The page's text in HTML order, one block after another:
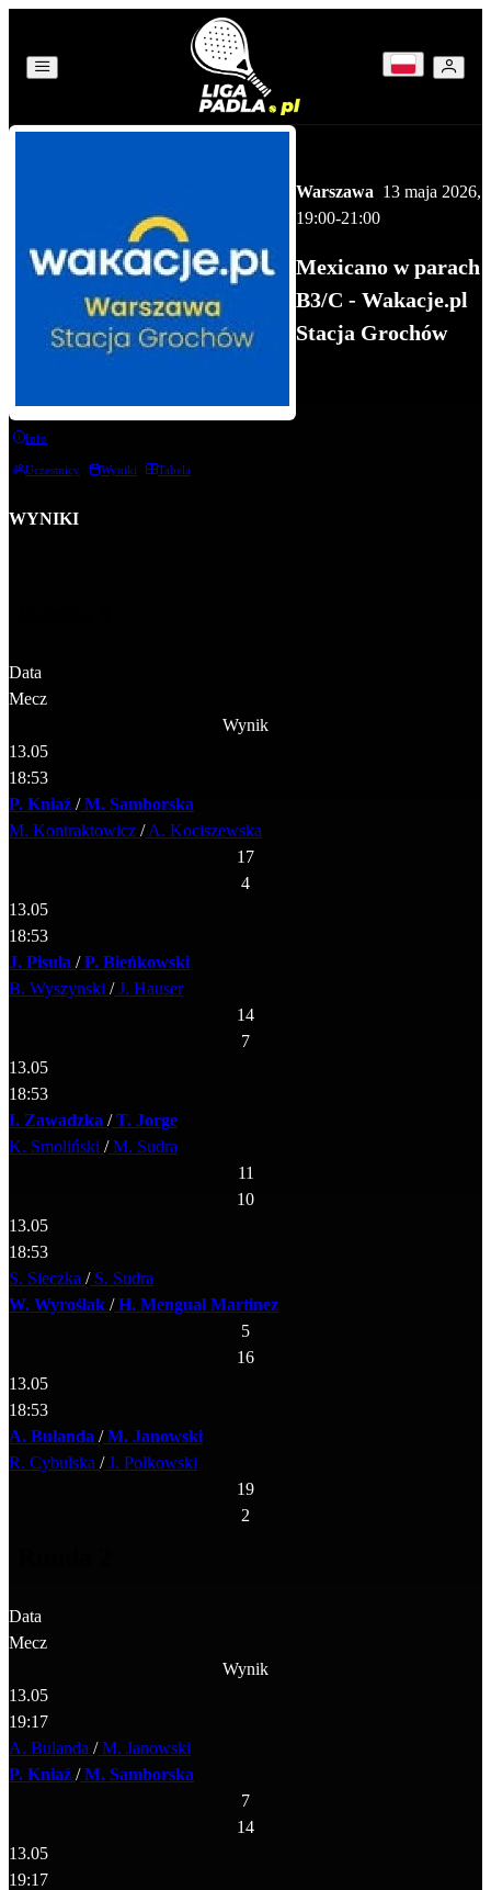
Warszawa 13 maja 2026,
19:00-21:00
Mexicano w parach
B3/C - Wakacje.pl
Stacja Grochów
Info
Uczestnicy Wyniki Tabela
WYNIKI
Data
Mecz
Wynik
13.05
18:53
P. Kniaź /M. Samborska
M. Kontraktowicz /A. Kociszewska
17
4
13.05
18:53
J. Pisula /P. Bieńkowski
B. Wyszynski /J. Hauser
14
7
13.05
18:53
I. Zawadzka /T. Jorge
K. Smoliński /M. Sudra
11
10
13.05
18:53
S. Sieczka /S. Sudra
W. Wyroślak /H. Mengual Martinez
5
16
13.05
18:53
A. Bulanda /M. Janowski
R. Cybulska /J. Polkowski
19
2
Data
Mecz
Wynik
13.05
19:17
A. Bulanda /M. Janowski
P. Kniaź /M. Samborska
7
14
13.05
19:17